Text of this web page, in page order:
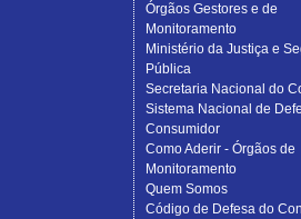
Órgãos Gestores e de
Monitoramento
Ministério da Justiça e
Pública
Secretaria Nacional do
Sistema Nacional de
Consumidor
Como Aderir - Órgãos de
Monitoramento
Quem Somos
Código de Defesa do